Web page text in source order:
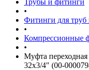
Трубы и фитинги
•
Фитинги для труб
•
Компрессионные
•
Муфта переходная
32х3/4" (00-